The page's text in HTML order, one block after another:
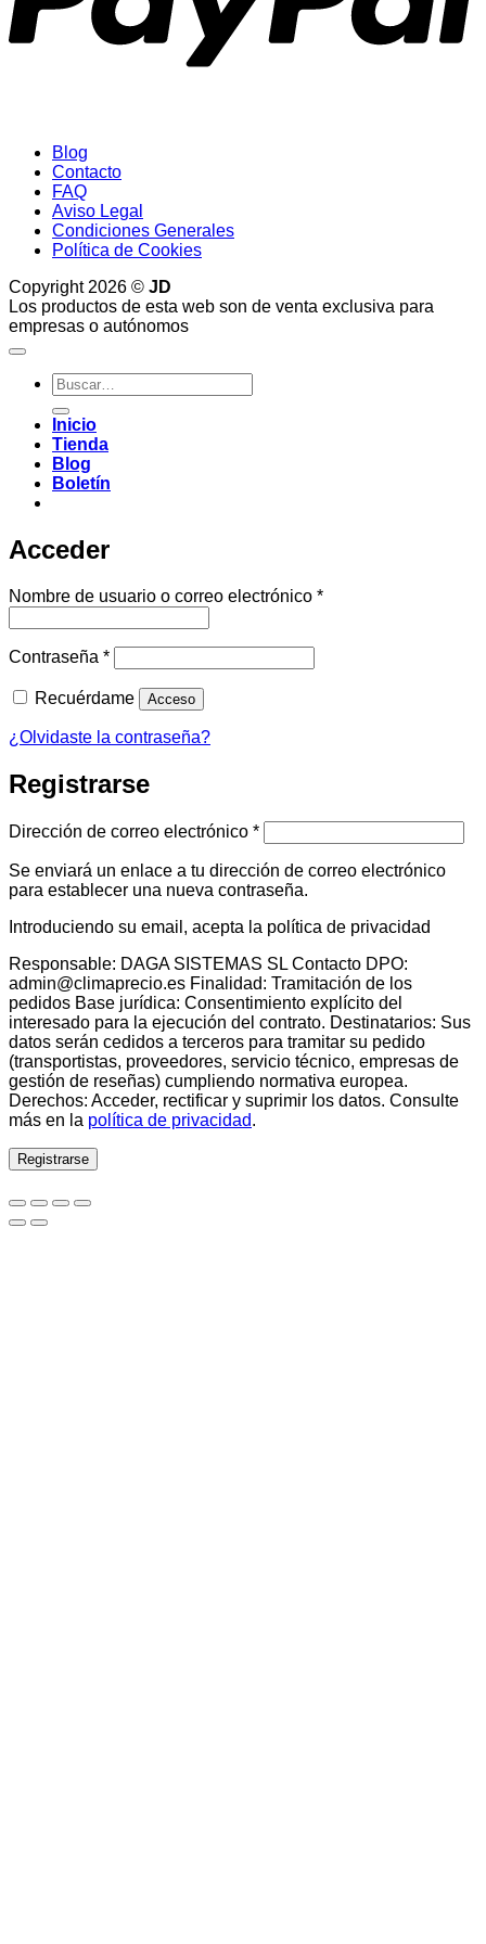
Blog
Contacto
FAQ
Aviso Legal
Condiciones Generales
Política de Cookies
Copyright 2026 © JD
Los productos de esta web son de venta exclusiva para
empresas o autónomos
Buscar
por:
Inicio
Tienda
Blog
Boletín
Acceder
Nombre de usuario o correo electrónico *Obligatorio
Contraseña *Obligatorio
Recuérdame Acceso
¿Olvidaste la contraseña?
Registrarse
Dirección de correo electrónico *Obligatorio
Se enviará un enlace a tu dirección de correo electrónico
para establecer una nueva contraseña.
Introduciendo su email, acepta la política de privacidad
Responsable: DAGA SISTEMAS SL Contacto DPO:
admin@climaprecio.es Finalidad: Tramitación de los
pedidos Base jurídica: Consentimiento explícito del
interesado para la ejecución del contrato. Destinatarios: Sus
datos serán cedidos a terceros para tramitar su pedido
(transportistas, proveedores, servicio técnico, empresas de
gestión de reseñas) cumpliendo normativa europea.
Derechos: Acceder, rectificar y suprimir los datos. Consulte
más en la política de privacidad.
Registrarse